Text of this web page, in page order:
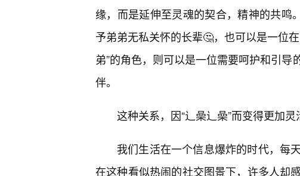
缘，而是延伸至灵魂的契合，精神的共鸣
予弟弟无私关怀的长辈🤔，也可以是一位
弟”的角色，则可以是一位需要呵护和引
伴。
这种关系，因“辶喿辶喿”而变得更加
我们生活在一个信息爆炸的时代，每
在这种看似热闹的社交图景下，许多人却